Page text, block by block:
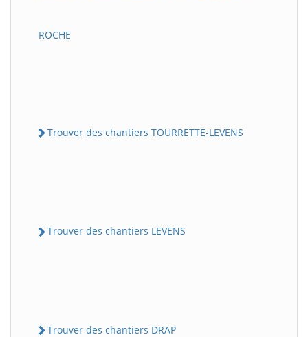
ROCHE
Trouver des chantiers TOURRETTE-LEVENS
Trouver des chantiers LEVENS
Trouver des chantiers DRAP